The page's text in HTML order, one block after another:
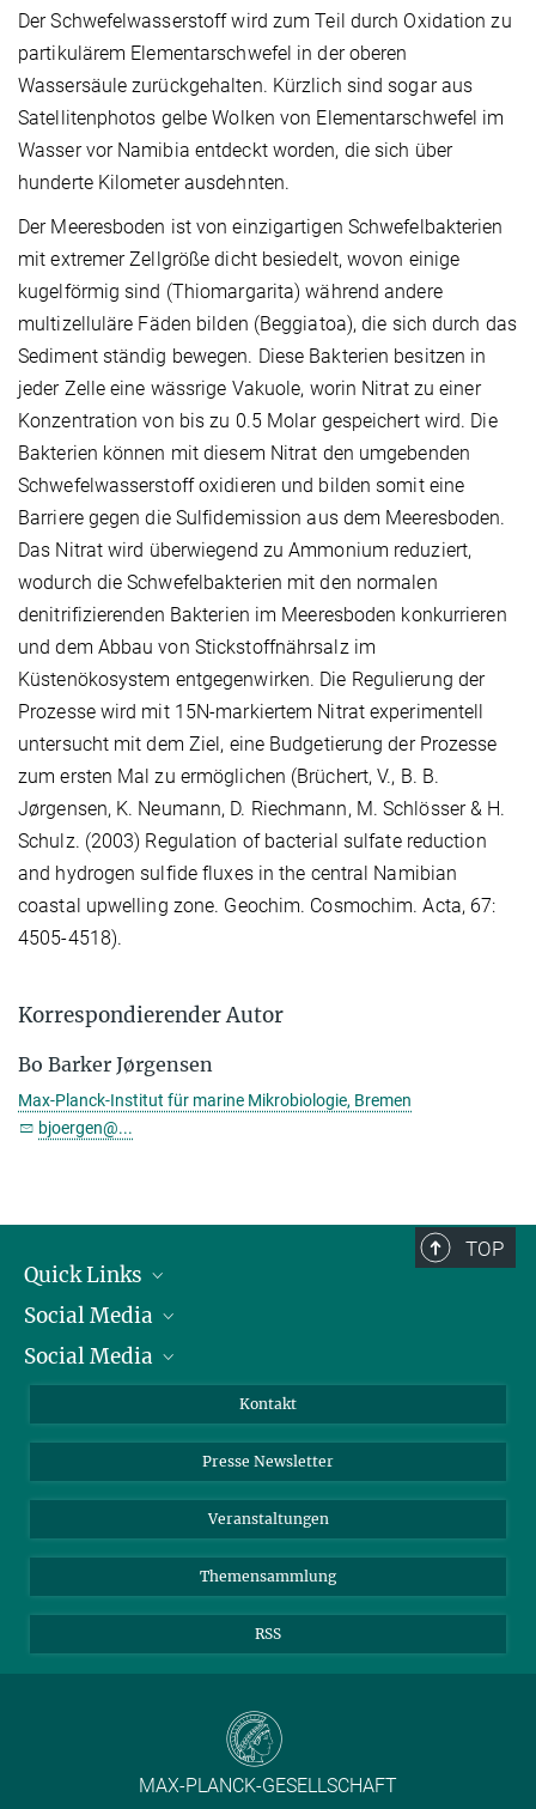
Der Schwefelwasserstoff wird zum Teil durch Oxidation zu
partikulärem Elementarschwefel in der oberen
Wassersäule zurückgehalten. Kürzlich sind sogar aus
Satellitenphotos gelbe Wolken von Elementarschwefel im
Wasser vor Namibia entdeckt worden, die sich über
hunderte Kilometer ausdehnten.
Der Meeresboden ist von einzigartigen Schwefelbakterien
mit extremer Zellgröße dicht besiedelt, wovon einige
kugelförmig sind (Thiomargarita) während andere
multizelluläre Fäden bilden (Beggiatoa), die sich durch das
Sediment ständig bewegen. Diese Bakterien besitzen in
jeder Zelle eine wässrige Vakuole, worin Nitrat zu einer
Konzentration von bis zu 0.5 Molar gespeichert wird. Die
Bakterien können mit diesem Nitrat den umgebenden
Schwefelwasserstoff oxidieren und bilden somit eine
Barriere gegen die Sulfidemission aus dem Meeresboden.
Das Nitrat wird überwiegend zu Ammonium reduziert,
wodurch die Schwefelbakterien mit den normalen
denitrifizierenden Bakterien im Meeresboden konkurrieren
und dem Abbau von Stickstoffnährsalz im
Küstenökosystem entgegenwirken. Die Regulierung der
Prozesse wird mit 15N-markiertem Nitrat experimentell
untersucht mit dem Ziel, eine Budgetierung der Prozesse
zum ersten Mal zu ermöglichen (Brüchert, V., B. B.
Jørgensen, K. Neumann, D. Riechmann, M. Schlösser & H.
Schulz. (2003) Regulation of bacterial sulfate reduction
and hydrogen sulfide fluxes in the central Namibian
coastal upwelling zone. Geochim. Cosmochim. Acta, 67:
4505-4518).
Korrespondierender Autor
Bo Barker Jørgensen
Max-Planck-Institut für marine Mikrobiologie, Bremen
bjoergen@...
TOP
Quick Links
Präsident
Zahlen und Fakten
Meldestelle Fehlverhalten
Social Media
Bluesky
Social Media
YouTube
Kontakt
Presse Newsletter
Veranstaltungen
Themensammlung
RSS
MAX-PLANCK-GESELLSCHAFT